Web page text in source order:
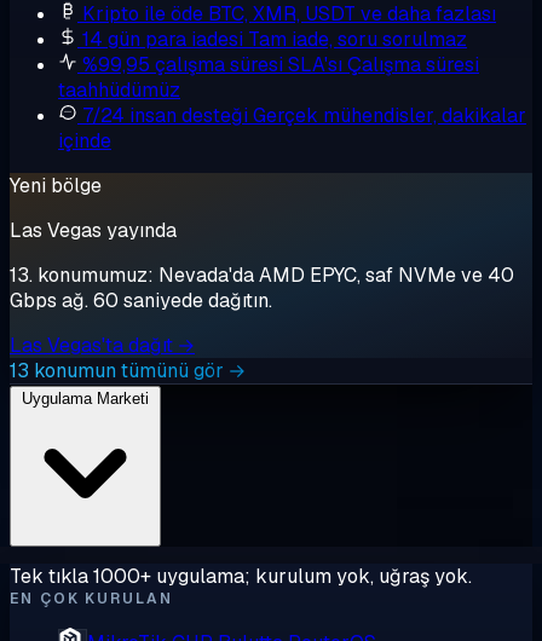
Kripto ile öde BTC, XMR, USDT ve daha fazlası
14 gün para iadesi Tam iade, soru sorulmaz
%99,95 çalışma süresi SLA'sı Çalışma süresi
taahhüdümüz
7/24 insan desteği Gerçek mühendisler, dakikalar
içinde
Yeni bölge
Las Vegas yayında
13. konumumuz: Nevada'da AMD EPYC, saf NVMe ve 40
Gbps ağ. 60 saniyede dağıtın.
Las Vegas'ta dağıt →
13 konumun tümünü gör →
Tek tıkla 1000+ uygulama; kurulum yok, uğraş yok.
EN ÇOK KURULAN